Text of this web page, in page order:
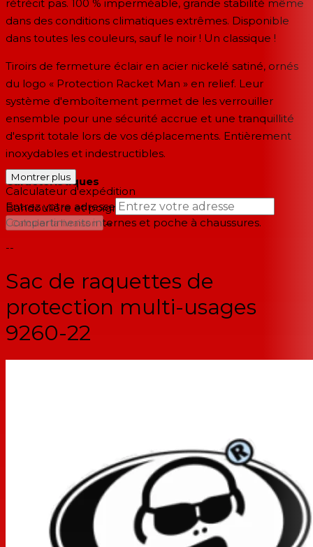
rétrécit pas. 100 % imperméable, grande stabilité même
dans des conditions climatiques extrêmes. Disponible
dans toutes les couleurs, sauf le noir ! Un classique !
Tiroirs de fermeture éclair en acier nickelé satiné, ornés
du logo « Protection Racket Man » en relief. Leur
système d'emboîtement permet de les verrouiller
ensemble pour une sécurité accrue et une tranquillité
d'esprit totale lors de vos déplacements. Entièrement
inoxydables et indestructibles.
Caractéristiques
Bandoulière et poignée de transport.
Compartiments internes et poche à chaussures.
Montrer plus
Calculateur d'expédition
Entrez votre adresse
Calculer la livraison →
--
Sac de raquettes de
protection multi-usages
9260-22